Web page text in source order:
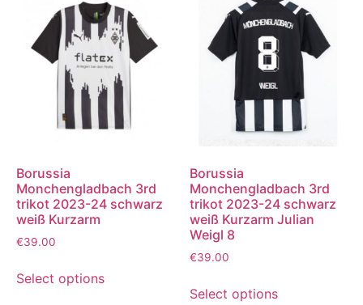
Borussia
Monchengladbach 3rd
trikot 2023-24 schwarz
weiß Kurzarm
€39.00
Select options
Borussia
Monchengladbach 3rd
trikot 2023-24 schwarz
weiß Kurzarm Julian
Weigl 8
€39.00
Select options